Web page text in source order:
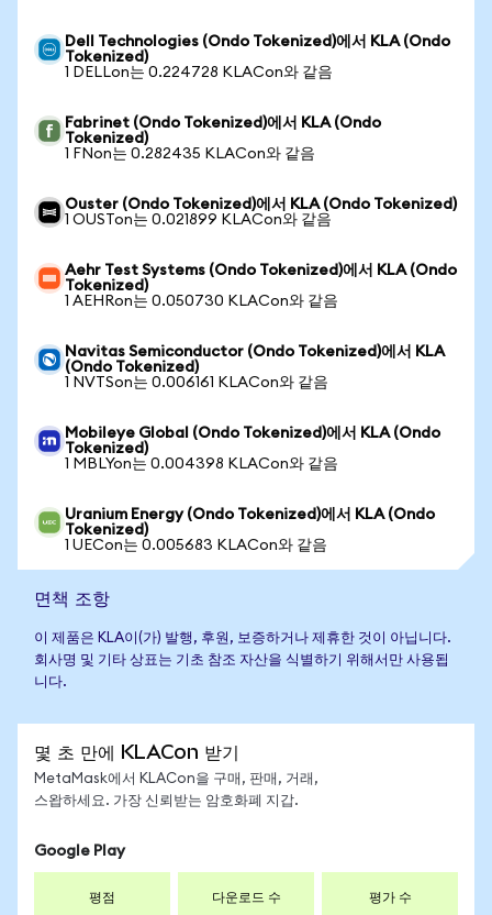
Dell Technologies (Ondo Tokenized)에서 KLA (Ondo
Tokenized)
1 DELLon는 0.224728 KLACon와 같음
Fabrinet (Ondo Tokenized)에서 KLA (Ondo
Tokenized)
1 FNon는 0.282435 KLACon와 같음
Ouster (Ondo Tokenized)에서 KLA (Ondo Tokenized)
1 OUSTon는 0.021899 KLACon와 같음
Aehr Test Systems (Ondo Tokenized)에서 KLA (Ondo
Tokenized)
1 AEHRon는 0.050730 KLACon와 같음
Navitas Semiconductor (Ondo Tokenized)에서 KLA
(Ondo Tokenized)
1 NVTSon는 0.006161 KLACon와 같음
Mobileye Global (Ondo Tokenized)에서 KLA (Ondo
Tokenized)
1 MBLYon는 0.004398 KLACon와 같음
Uranium Energy (Ondo Tokenized)에서 KLA (Ondo
Tokenized)
1 UECon는 0.005683 KLACon와 같음
면책 조항
이 제품은 KLA이(가) 발행, 후원, 보증하거나 제휴한 것이 아닙니다.
회사명 및 기타 상표는 기초 참조 자산을 식별하기 위해서만 사용됩
니다.
몇 초 만에 KLACon 받기
MetaMask에서 KLACon을 구매, 판매, 거래,
스왑하세요. 가장 신뢰받는 암호화폐 지갑.
Google Play
평점 다운로드 수 평가 수